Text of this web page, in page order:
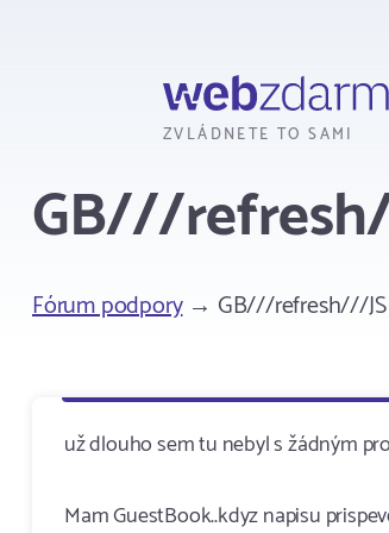
ZVLÁDNETE TO SAMI
GB///
Fórum podpory→ GB///refresh///JS
už dlouho sem tu nebyl s žádným
Mam GuestBook..kdyz napisu